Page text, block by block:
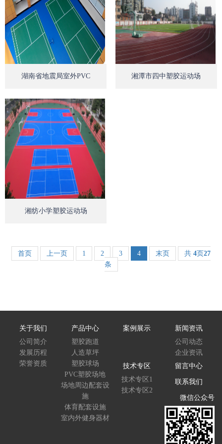
湖南省地震局室外PVC
Open
湘潭市四中塑胶运动场
湘纺小学塑胶运动场
首页 上一页 1 2 3 4 末页 共 4页27
条
关于我们
公司简介
发展历程
荣誉资质
产品中心
塑胶跑道
人造草坪
塑胶球场
PVC塑胶场地
场地周边配套设
施
体育配套设施
室内外健身器材
案例展示
新闻资讯
公司动态
企业资讯
技术专区
技术专区1
技术专区2
留言中心
联系我们
微信公众号